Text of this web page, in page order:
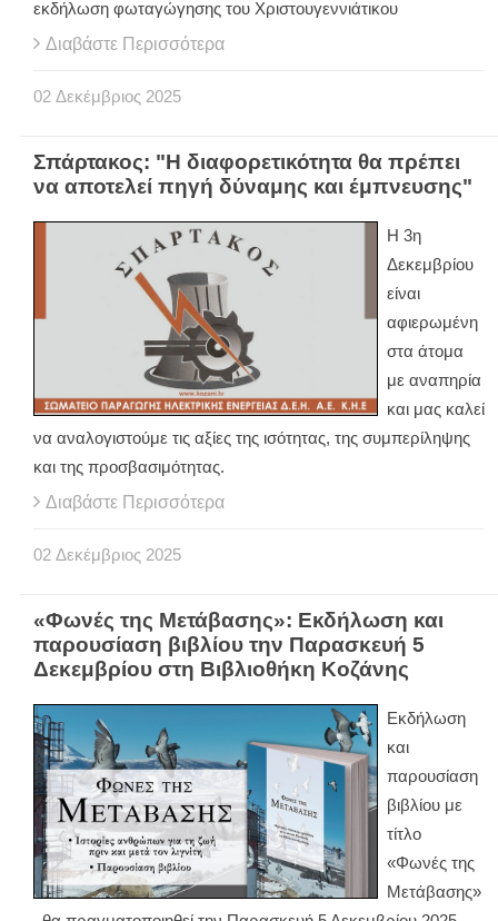
εκδήλωση φωταγώγησης του Χριστουγεννιάτικου
Διαβάστε Περισσότερα
02 Δεκέμβριος 2025
Σπάρτακος: "Η διαφορετικότητα θα πρέπει
να αποτελεί πηγή δύναμης και έμπνευσης"
Η 3η
Δεκεμβρίου
είναι
αφιερωμένη
στα άτομα
με αναπηρία
και μας καλεί
να αναλογιστούμε τις αξίες της ισότητας, της συμπερίληψης
και της προσβασιμότητας.
Διαβάστε Περισσότερα
02 Δεκέμβριος 2025
«Φωνές της Μετάβασης»: Εκδήλωση και
παρουσίαση βιβλίου την Παρασκευή 5
Δεκεμβρίου στη Βιβλιοθήκη Κοζάνης
Εκδήλωση
και
παρουσίαση
βιβλίου με
τίτλο
«Φωνές της
Μετάβασης»